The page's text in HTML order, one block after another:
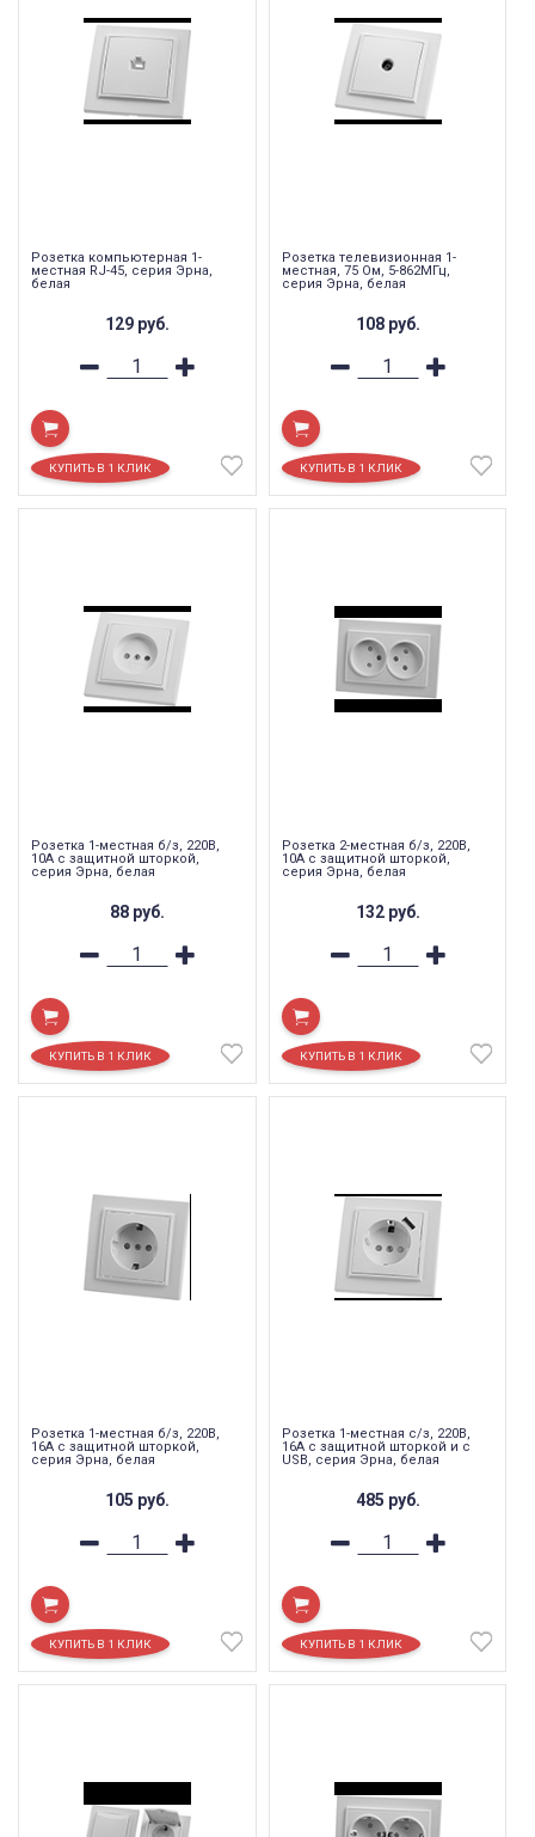
Розетка компьютерная 1-
местная RJ-45, серия Эрна,
белая
129 руб.
Розетка телевизионная 1-
местная, 75 Ом, 5-862МГц,
серия Эрна, белая
108 руб.
Розетка 1-местная б/з, 220В,
10А с защитной шторкой,
серия Эрна, белая
88 руб.
Розетка 2-местная б/з, 220В,
10А с защитной шторкой,
серия Эрна, белая
132 руб.
Розетка 1-местная б/з, 220В,
16А с защитной шторкой,
серия Эрна, белая
105 руб.
Розетка 1-местная с/з, 220В,
16А с защитной шторкой и с
USB, серия Эрна, белая
485 руб.